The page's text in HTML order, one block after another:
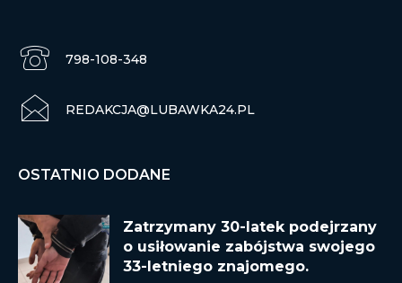
798-108-348
REDAKCJA@LUBAWKA24.PL
OSTATNIO DODANE
Zatrzymany 30-latek podejrzany
o usiłowanie zabójstwa swojego
33-letniego znajomego.